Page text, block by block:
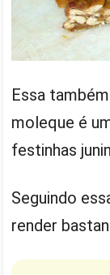
Essa
moleque é
festinhas
Seguindo
render